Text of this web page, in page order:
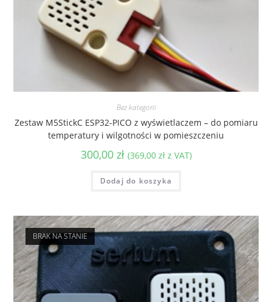
Bez kategorii
Zestaw M5StickC ESP32-PICO z wyświetlaczem – do pomiaru
temperatury i wilgotności w pomieszczeniu
300,00 zł (369,00 złz VAT)
Dodaj do koszyka
BRAK NA STANIE